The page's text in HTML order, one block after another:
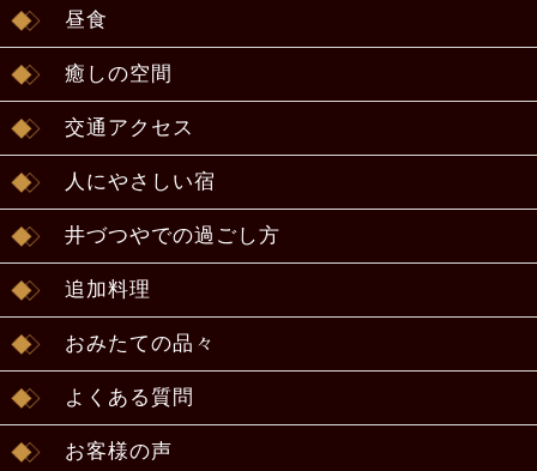
昼食
癒しの空間
交通アクセス
人にやさしい宿
井づつやでの過ごし方
追加料理
おみたての品々
よくある質問
お客様の声